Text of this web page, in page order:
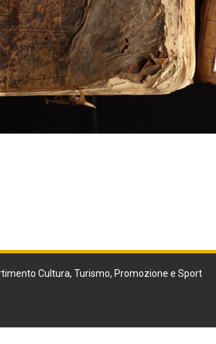
Cultura, Turismo, Promozione e Sport